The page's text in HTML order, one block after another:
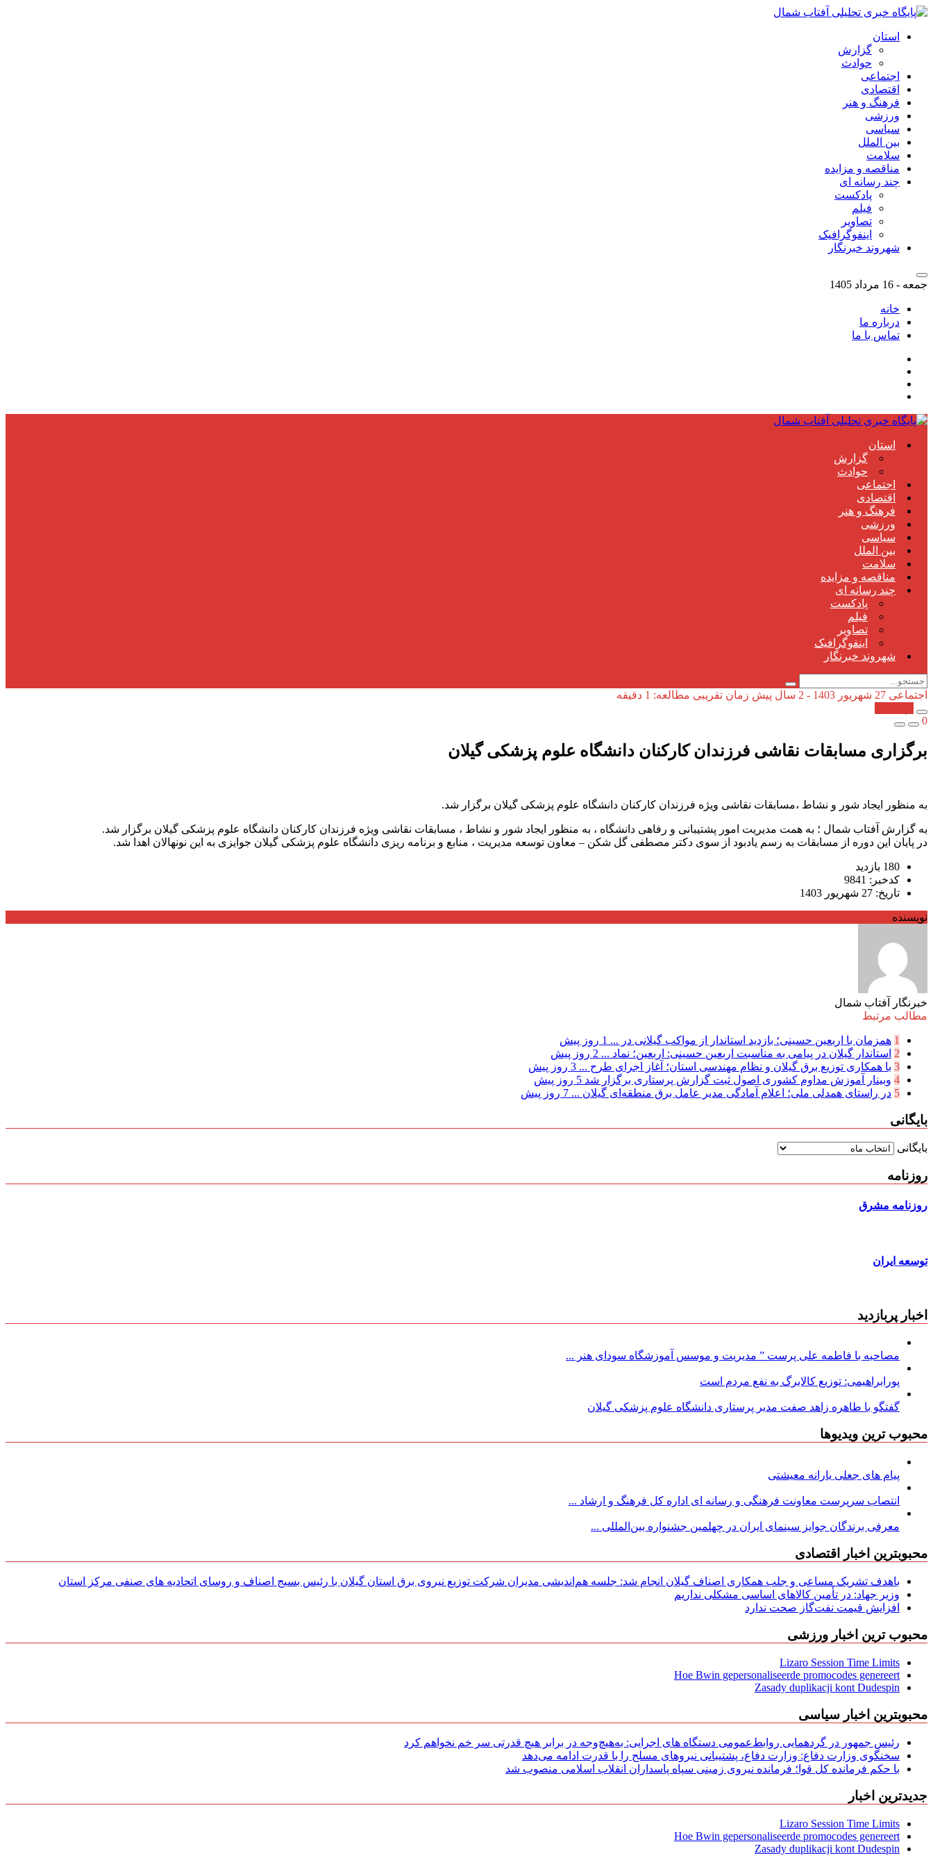
استان
گزارش
حوادث
اجتماعی
اقتصادی
فرهنگ و هنر
ورزشی
سیاسی
بین الملل
سلامت
مناقصه و مزایده
چند رسانه ای
پادکست
فیلم
تصاویر
اینفوگرافیک
شهروند خبرنگار
جمعه - 16 مرداد 1405
خانه
درباره ما
تماس با ما
استان
گزارش
حوادث
اجتماعی
اقتصادی
فرهنگ و هنر
ورزشی
سیاسی
بین الملل
سلامت
مناقصه و مزایده
چند رسانه ای
پادکست
فیلم
تصاویر
اینفوگرافیک
شهروند خبرنگار
اجتماعی 27 شهریور 1403 - 2 سال پیش
زمان تقریبی مطالعه: 1 دقیقه
0
برگزاری مسابقات نقاشی فرزندان کارکنان دانشگاه علوم پزشکی گیلان
به منظور ایجاد شور و نشاط ،مسابقات نقاشی ویژه فرزندان کارکنان دانشگاه علوم پزشکی گیلان برگزار شد.
به گزارش آفتاب شمال ؛ به همت مدیریت امور پشتیبانی و رفاهی دانشگاه ، به منظور ایجاد شور و نشاط ، مسابقات نقاشی ویژه فرزندان کارکنان دانشگاه علوم پزشکی گیلان برگزار شد.
در پایان این دوره از مسابقات به رسم یادبود از سوی دکتر مصطفی گل شکن – معاون توسعه مدیریت ، منابع و برنامه ریزی دانشگاه علوم پزشکی گیلان جوایزی به این نونهالان اهدا شد.
180 بازدید
کدخبر: 9841
تاریخ: 27 شهریور 1403
نویسنده
خبرنگار آفتاب شمال
مطالب مرتبط
1 همزمان با اربعین حسینی؛ بازدید استاندار از مواکب گیلانی در ... 1 روز پیش
2 استاندار گیلان در پیامی به مناسبت اربعین حسینی: اربعین؛ نماد ... 2 روز پیش
3 با همکاری توزیع برق گیلان و نظام مهندسی استان؛ آغاز اجرای طرح ... 3 روز پیش
4 وبینار آموزش مداوم کشوری اصول ثبت گزارش پرستاری برگزار شد 5 روز پیش
5 در راستای همدلی ملی؛ اعلام آمادگی مدیر عامل برق منطقه‌ای گیلان ... 7 روز پیش
بایگانی
بایگانی
روزنامه
روزنامه مشرق
توسعه ایران
اخبار پربازدید
مصاحبه با فاطمه علی پرست ” مدیریت و موسس آموزشگاه سودای هنر ...
پورابراهیمی: توزیع کالابرگ به نفع مردم است
گفتگو با طاهره زاهد صفت مدیر پرستاری دانشگاه علوم پزشکی گیلان
محبوب ترین ویدیوها
پیام های جعلی یارانه معیشتی
انتصاب سرپرست معاونت فرهنگی و رسانه ای اداره کل فرهنگ و ارشاد ...
معرفی برندگان جوایز سینمای ایران در چهلمین جشنواره بین‌المللی ...
محبوبترین اخبار اقتصادی
باهدف تشریک مساعی و جلب همکاری اصناف گیلان انجام شد: جلسه هم‌اندیشی مدیران شركت توزیع نیروی برق استان گیلان با رئیس بسیج اصناف و روسای اتحادیه های صنفی مركز استان
وزیر جهاد: در تأمین کالاهای اساسی مشکلی نداریم
افزایش قیمت نفت‌گاز صحت ندارد
محبوب ترین اخبار ورزشی
Lizaro Session Time Limits
Hoe Bwin gepersonaliseerde promocodes genereert
Zasady duplikacji kont Dudespin
محبوبترین اخبار سیاسی
رئیس جمهور در گردهمایی روابط‌عمومی دستگاه های اجرایی: به‌هیچ‌وجه در برابر هیچ قدرتی سر خم نخواهم کرد
سخنگوی وزارت دفاع: وزارت دفاع، پشتیبانی نیرو‌های مسلح را با قدرت ادامه می‌دهد
با حکم فرمانده کل قوا؛ فرمانده نیروی زمینی سپاه پاسداران انقلاب اسلامی منصوب شد
جدیدترین اخبار
Lizaro Session Time Limits
Hoe Bwin gepersonaliseerde promocodes genereert
Zasady duplikacji kont Dudespin